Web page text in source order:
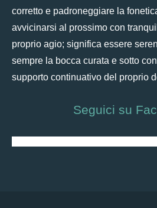
corretto e padroneggiare la
avvicinarsi al prossimo con
proprio agio; significa essere
sempre la bocca curata e sotto
supporto continuativo del proprio
Seguici su